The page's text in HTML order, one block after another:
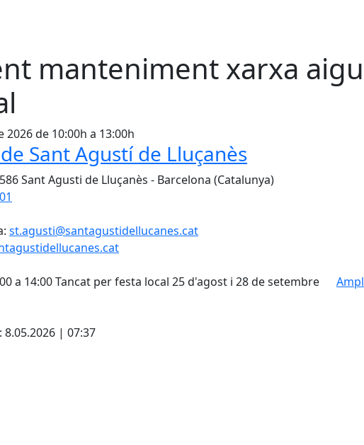
manteniment xarxa
de 10:00h a 13:00h
Sant Agustí de Lluçanès
Sant Agusti de Lluçanès - Barcelona (Catalunya)
st.agusti@santagustidellucanes.cat
a 14:00 Tancat per festa local 25 d'agost i 28 de setembre
| 07:37